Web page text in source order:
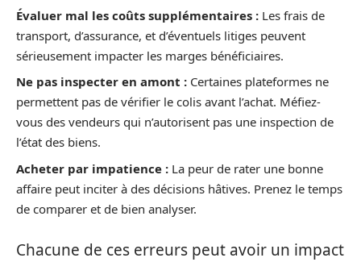
Évaluer mal les coûts supplémentaires : Les frais de
transport, d’assurance, et d’éventuels litiges peuvent
sérieusement impacter les marges bénéficiaires.
Ne pas inspecter en amont : Certaines plateformes ne
permettent pas de vérifier le colis avant l’achat. Méfiez-
vous des vendeurs qui n’autorisent pas une inspection de
l’état des biens.
Acheter par impatience : La peur de rater une bonne
affaire peut inciter à des décisions hâtives. Prenez le temps
de comparer et de bien analyser.
Chacune de ces erreurs peut avoir un impact